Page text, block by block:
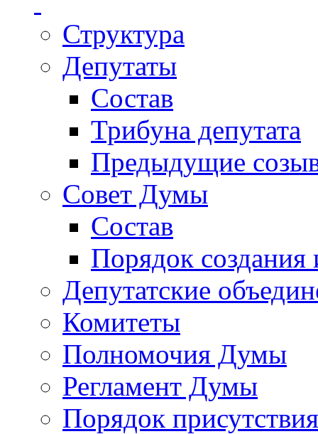
Структура
Депутаты
Состав
Трибуна депутата
Предыдущие
Совет Думы
Состав
Порядок создания
Депутатские
Комитеты
Полномочия Думы
Регламент Думы
Порядок